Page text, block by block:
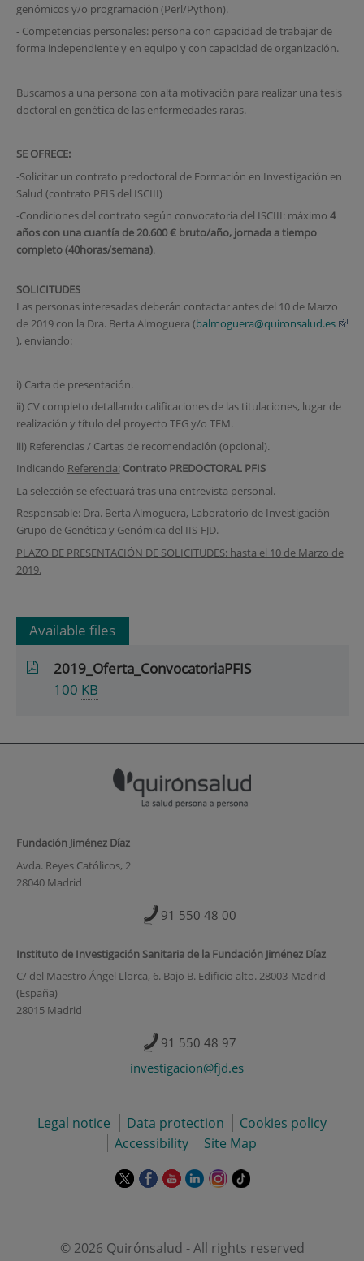
genómicos y/o programación (Perl/Python).
- Competencias personales: persona con capacidad de trabajar de
forma independiente y en equipo y con capacidad de organización.
Buscamos a una persona con alta motivación para realizar una tesis
doctoral en genética de las enfermedades raras.
SE OFRECE:
-Solicitar un contrato predoctoral de Formación en Investigación en
Salud (contrato PFIS del ISCIII)
-Condiciones del contrato según convocatoria del ISCIII: máximo 4
años con una cuantía de20.600 € bruto/año, jornada a tiempo
completo (40horas/semana).
SOLICITUDES
Las personas interesadas deberán contactar antes del 10 de Marzo
de 2019 con la Dra. Berta Almoguera (balmoguera@quironsalud.es
), enviando:
i) Carta de presentación.
ii) CV completo detallando calificaciones de las titulaciones, lugar de
realización y título del proyecto TFG y/o TFM.
iii) Referencias / Cartas de recomendación (opcional).
Indicando Referencia: Contrato PREDOCTORAL PFIS
La selección se efectuará tras una entrevista personal.
Responsable: Dra. Berta Almoguera, Laboratorio de Investigación
Grupo de Genética y Genómica del IIS-FJD.
PLAZO DE PRESENTACIÓN DE SOLICITUDES: hasta el 10 de Marzo de
2019.
Available files
2019_Oferta_ConvocatoriaPFIS
100 KB
Fundación Jiménez Díaz
Avda. Reyes Católicos, 2
28040 Madrid
91 550 48 00
Instituto de Investigación Sanitaria de la Fundación Jiménez Díaz
C/ del Maestro Ángel Llorca, 6. Bajo B. Edificio alto. 28003-Madrid
(España)
28015 Madrid
91 550 48 97
investigacion@fjd.es
Legal notice Data protection
Cookies policy
Accessibility
Site Map
This
in
This
in
This
in
This
in
This
in
Link
© 2026 Quirónsalud - All rights reserved